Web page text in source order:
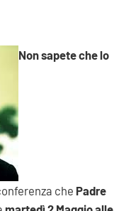
Non sapete che lo
che Padre